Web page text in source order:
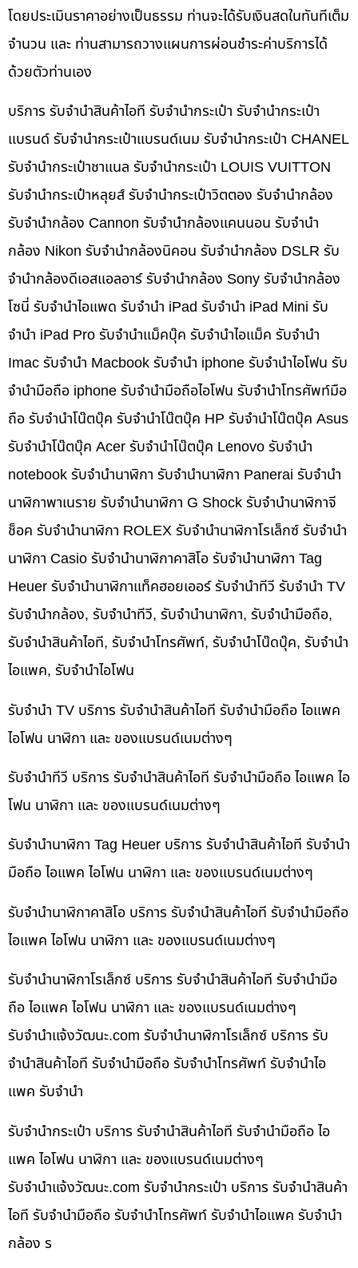
โดยประเมินราคาอย่างเป็นธรรม ท่านจะได้รับเงินสดในทันทีเต็ม
จำนวน และ ท่านสามารถวางแผนการผ่อนชำระค่าบริการได้
ด้วยตัวท่านเอง
บริการ รับจำนำสินค้าไอที รับจำนำกระเป๋า รับจำนำกระเป๋า
แบรนด์ รับจำนำกระเป๋าแบรนด์เนม รับจำนำกระเป๋า CHANEL
รับจำนำกระเป๋าชาแนล รับจำนำกระเป๋า LOUIS VUITTON
รับจำนำกระเป๋าหลุยส์ รับจำนำกระเป๋าวิตตอง รับจำนำกล้อง
รับจำนำกล้อง Cannon รับจำนำกล้องแคนนอน รับจำนำ
กล้อง Nikon รับจำนำกล้องนิคอน รับจำนำกล้อง DSLR รับ
จำนำกล้องดีเอสแอลอาร์ รับจำนำกล้อง Sony รับจำนำกล้อง
โซนี่ รับจำนำไอแพด รับจำนำ iPad รับจำนำ iPad Mini รับ
จำนำ iPad Pro รับจำนำแม็คบุ๊ค รับจำนำไอแม็ค รับจำนำ
Imac รับจำนำ Macbook รับจำนำ iphone รับจำนำไอโฟน รับ
จำนำมือถือ iphone รับจำนำมือถือไอโฟน รับจำนำโทรศัพท์มือ
ถือ รับจำนำโน๊ตบุ๊ค รับจำนำโน๊ตบุ๊ค HP รับจำนำโน๊ตบุ๊ค Asus
รับจำนำโน๊ตบุ๊ค Acer รับจำนำโน๊ตบุ๊ค Lenovo รับจำนำ
notebook รับจำนำนาฬิกา รับจำนำนาฬิกา Panerai รับจำนำ
นาฬิกาพาเนราย รับจำนำนาฬิกา G Shock รับจำนำนาฬิกาจี
ช็อค รับจำนำนาฬิกา ROLEX รับจำนำนาฬิกาโรเล็กซ์ รับจำนำ
นาฬิกา Casio รับจำนำนาฬิกาคาสิโอ รับจำนำนาฬิกา Tag
Heuer รับจำนำนาฬิกาแท็คฮอยเออร์ รับจำนำทีวี รับจำนำ TV
รับจำนำกล้อง, รับจำนำทีวี, รับจำนำนาฬิกา, รับจำนำมือถือ,
รับจำนำสินค้าไอที, รับจำนำโทรศัพท์, รับจำนำโน๊ดบุ๊ค, รับจำนำ
ไอแพค, รับจำนำไอโฟน
รับจำนำ TV บริการ รับจำนำสินค้าไอที รับจำนำมือถือ ไอแพค
ไอโฟน นาฬิกา และ ของแบรนด์เนมต่างๆ
รับจำนำทีวี บริการ รับจำนำสินค้าไอที รับจำนำมือถือ ไอแพค ไอ
โฟน นาฬิกา และ ของแบรนด์เนมต่างๆ
รับจำนำนาฬิกา Tag Heuer บริการ รับจำนำสินค้าไอที รับจำนำ
มือถือ ไอแพค ไอโฟน นาฬิกา และ ของแบรนด์เนมต่างๆ
รับจำนำนาฬิกาคาสิโอ บริการ รับจำนำสินค้าไอที รับจำนำมือถือ
ไอแพค ไอโฟน นาฬิกา และ ของแบรนด์เนมต่างๆ
รับจำนำนาฬิกาโรเล็กซ์ บริการ รับจำนำสินค้าไอที รับจำนำมือ
ถือ ไอแพค ไอโฟน นาฬิกา และ ของแบรนด์เนมต่างๆ
รับจํานําแจ้งวัฒนะ.com รับจำนำนาฬิกาโรเล็กซ์ บริการ รับ
จำนำสินค้าไอที รับจำนำมือถือ รับจำนำโทรศัพท์ รับจำนำไอ
แพค รับจำนำ
รับจำนำกระเป๋า บริการ รับจำนำสินค้าไอที รับจำนำมือถือ ไอ
แพค ไอโฟน นาฬิกา และ ของแบรนด์เนมต่างๆ
รับจํานําแจ้งวัฒนะ.com รับจำนำกระเป๋า บริการ รับจำนำสินค้า
ไอที รับจำนำมือถือ รับจำนำโทรศัพท์ รับจำนำไอแพค รับจำนำ
กล้อง ร